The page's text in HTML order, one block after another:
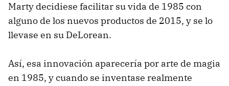
Marty decidiese facilitar su vida de 1985 con
alguno de los nuevos productos de 2015, y se lo
llevase en su DeLorean.
Así, esa innovación aparecería por arte de magia
en 1985, y cuando se inventase realmente